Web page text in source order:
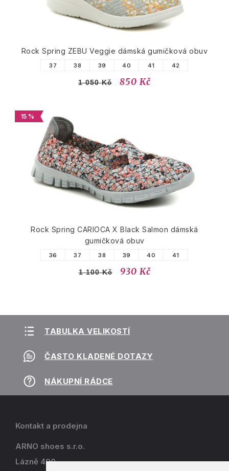
Rock Spring ZEBU Veggie dámská gumičková obuv
37 38 39 40 41 42
1 050 Kč 850 Kč
15 %
Rock Spring CARIOCA X Black Salmon dámská
gumičková obuv
36 37 38 39 40 41
1 100 Kč 930 Kč
TABULKA VELIKOSTÍ
ČASTO KLADENÉ DOTAZY
NÁKUPNÍ RÁDCE
Kontakt a prodejna
ARNO shoes s.r.o.
Lázně 490